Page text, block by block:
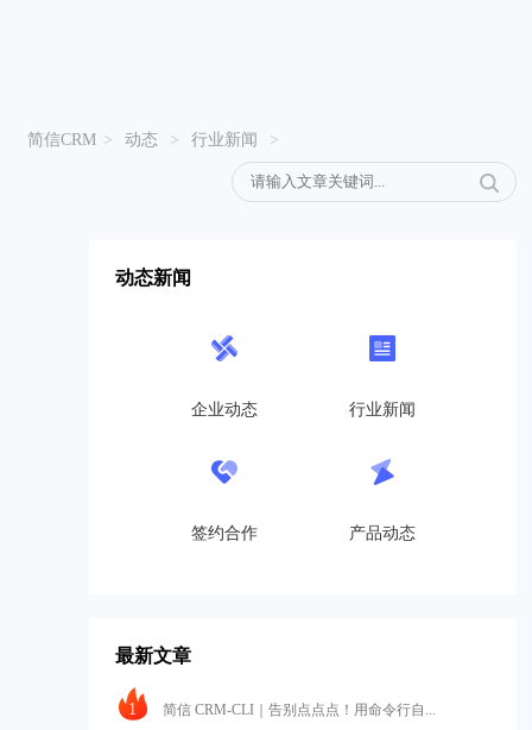
简信CRM > 动态 > 行业新闻 >
动态新闻
企业动态 行业新闻
签约合作 产品动态
最新文章
1 简信 CRM-CLI｜告别点点点！用命令行自...